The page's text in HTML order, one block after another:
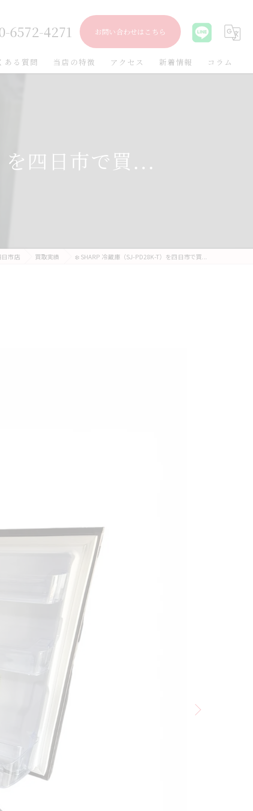
6572-4271 お問い合わせはこちら
ある質問 当店の特徴
ブランド
アクセス 新着情報 コラム
四日市で買...
日市店 買取実績 ❄️ SHARP 冷蔵庫（SJ-PD28K-T）を四日市で買...